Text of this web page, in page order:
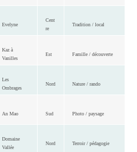
Evelyne
Cent
re
Tradition / local
Kaz à
Vanilles
Est Famille / découverte
Les
Ombrages
Nord Nature / rando
An Mao Sud Photo / paysage
Domaine
Vallée
Nord Terroir / pédagogie